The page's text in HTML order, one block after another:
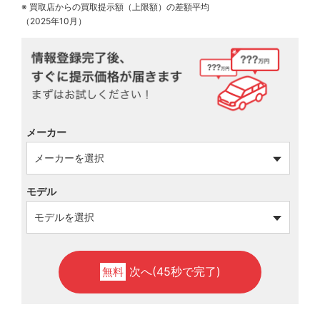
※ 買取店からの買取提示額（上限額）の差額平均
（2025年10月）
メーカー
モデル
無料 次へ(45秒で完了)